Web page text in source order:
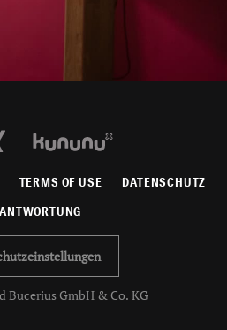
TERMS OF USE DATENSCHUTZ
Bucerius GmbH & Co. KG